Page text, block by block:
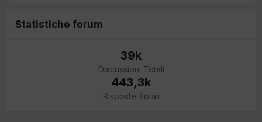
Statistiche forum
39k
Discussioni Totali
443,3k
Risposte Totali